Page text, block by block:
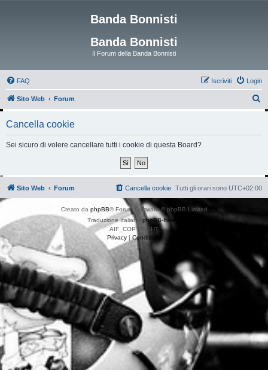
Banda Bonnisti
Banda Bonnisti
Il Forum della Banda Bonnisti
FAQ Login
Iscriviti
Sito Web Forum
Cancella cookie
Sei sicuro di volere cancellare tutti i cookie di questa Board?
Sito Web Forum Tutti gli orari sono UTC+02:00
Cancella cookie
Creato da phpBB® Forum Software © phpBB Limited
Traduzione Italiana phpBB-Italia.it
AIF_COPYRIGHT
Privacy | Condizioni